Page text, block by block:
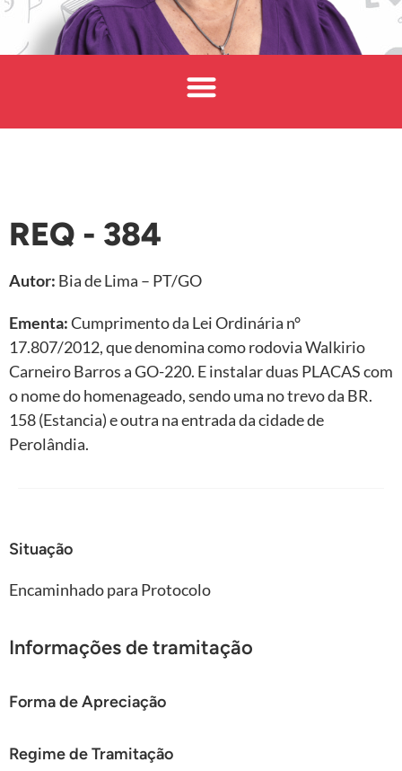
REQ - 384
Autor: Bia de Lima – PT/GO
Ementa:Cumprimento da Lei Ordinária n°
17.807/2012, que denomina como rodovia Walkirio
Carneiro Barros a GO-220. E instalar duas PLACAS com
o nome do homenageado, sendo uma no trevo da BR.
158 (Estancia) e outra na entrada da cidade de
Perolândia.
Situação
Encaminhado para Protocolo
Informações de tramitação
Forma de Apreciação
Regime de Tramitação